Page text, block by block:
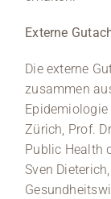
Externe
Die externe
zusammen
Zürich, Prof.
Public Health
Sven